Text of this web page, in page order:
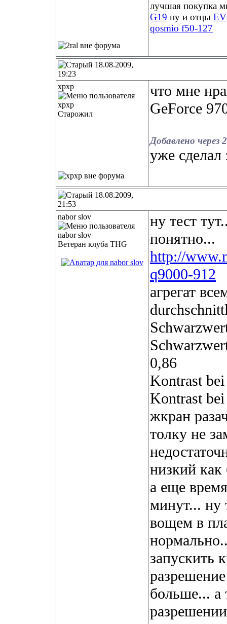
лучшая покупка
G19 ну и отцы
qosmio f50-127
18.08.2009,
19:23
xpxp
Старожил
что мне
GeForce
Добавлено через
уже сделал
18.08.2009,
21:53
nabor slov
Ветеран клуба THG
ну тест
понятно...
http://
q9000-912
агрегат
0,86
Kontrast
Kontrast
жкран
толку не
низкий как
а еще
минут... ну
вощем в
запускить
больше... а